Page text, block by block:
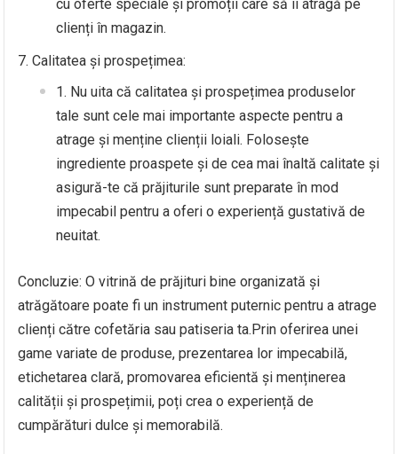
cu oferte speciale și promoții care să îi atragă pe
clienți în magazin.
Calitatea și prospețimea:
Nu uita că calitatea și prospețimea produselor
tale sunt cele mai importante aspecte pentru a
atrage și menține clienții loiali. Folosește
ingrediente proaspete și de cea mai înaltă calitate și
asigură-te că prăjiturile sunt preparate în mod
impecabil pentru a oferi o experiență gustativă de
neuitat.
Concluzie: O vitrină de prăjituri bine organizată și
atrăgătoare poate fi un instrument puternic pentru a atrage
clienți către cofetăria sau patiseria ta.Prin oferirea unei
game variate de produse, prezentarea lor impecabilă,
etichetarea clară, promovarea eficientă și menținerea
calității și prospețimii, poți crea o experiență de
cumpărături dulce și memorabilă.